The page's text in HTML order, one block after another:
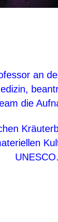
an
die
UNESCO.